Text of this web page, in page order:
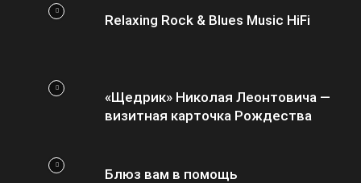
Relaxing Rock & Blues Music HiFi
«Щедрик» Николая Леонтовича —
визитная карточка Рождества
Блюз вам в помощь